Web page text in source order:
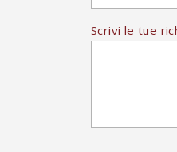
Scrivi le tue